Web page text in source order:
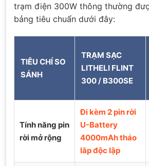
trạm điện 300W thông thường
bảng tiêu chuẩn dưới đây:
TIÊU CHÍ SO
SÁNH
TRẠM SẠC
LITHELI FLINT
300 / B300SE
Tính năng pin
rời mở rộng
Đi kèm 2 pin rời
U-Battery
4000mAh tháo
lắp độc lập